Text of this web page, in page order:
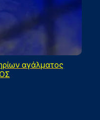
αγάλματος